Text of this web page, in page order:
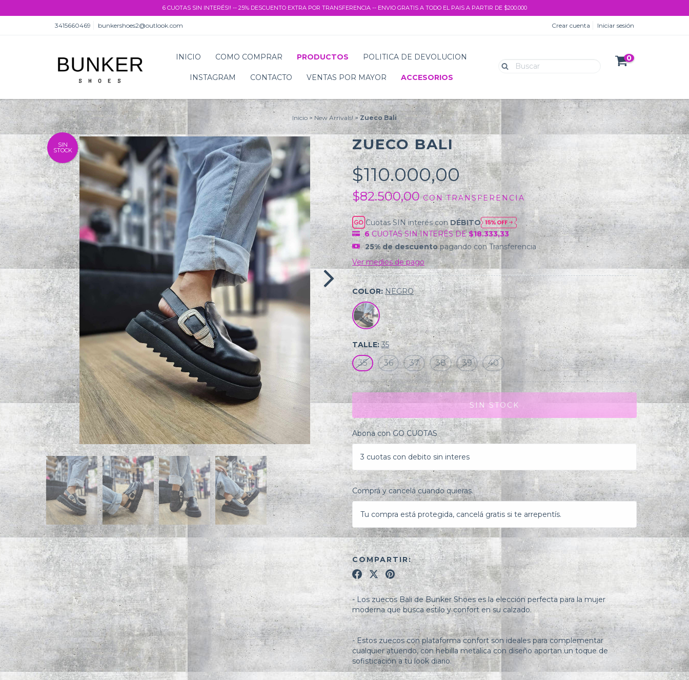
6 CUOTAS SIN INTERÉS!! -- 25% DESCUENTO EXTRA POR TRANSFERENCIA -- ENVIO GRATIS A TODO EL PAIS A PARTIR DE $200.000
3415660469 bunkershoes2@outlook.com Crear cuenta Iniciar sesión
INICIO COMO COMPRAR PRODUCTOS POLITICA DE DEVOLUCION
INSTAGRAM CONTACTO VENTAS POR MAYOR ACCESORIOS
0
Inicio > New Arrivals! > Zueco Bali
SIN
STOCK ZUECO BALI
$110.000,00
$82.500,00CON TRANSFERENCIA
Cuotas SIN interés con DÉBITO
6 CUOTAS SIN INTERÉS DE$18.333,33
25% de descuentopagando con Transferencia
Ver medios de pago
COLOR:NEGRO
TALLE:35
35 36 37 38 39 40
Abona con GO CUOTAS
3 cuotas con debito sin interes
Comprá y cancelá cuando quieras.
Tu compra está protegida, cancelá gratis si te arrepentís.
COMPARTIR:
- Los zuecos Bali de Bunker Shoes es la elección perfecta para la mujer
moderna que busca estilo y confort en su calzado.
- Estos zuecos con plataforma confort son ideales para complementar
cualquier atuendo, con hebilla metalica con diseño aportan un toque de
sofisticación a tu look diario.